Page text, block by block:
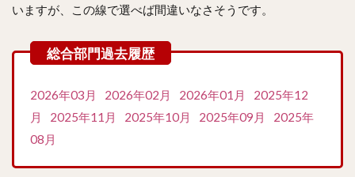
いますが、この線で選べば間違いなさそうです。
2026年03月 2026年02月 2026年01月
2025年12
月
2025年11月 2025年10月 2025年09月
2025年
08月